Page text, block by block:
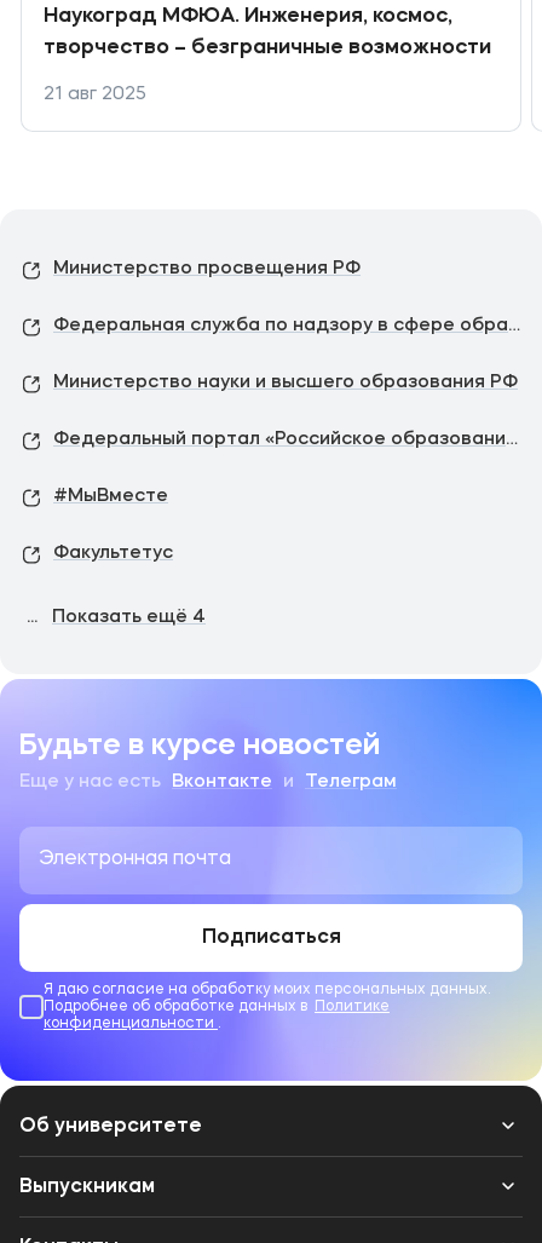
Наукоград МФЮА. Инженерия, космос,
творчество – безграничные возможности
21 авг 2025
Министерство просвещения РФ
Федеральная служба по надзору в сфере образования и науки
Министерство науки и высшего образования РФ
Федеральный портал «Российское образование»
#МыВместе
Факультетус
... Показать ещё 4
Будьте в курсе новостей
Еще у нас есть Вконтакте и Телеграм
Подписаться
Я даю согласие на обработку моих персональных данных.
Подробнее об обработке данных в
Политике
конфиденциальности .
Об университете
Лицензии и документы
Выпускникам